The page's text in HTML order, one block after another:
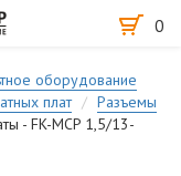
0
оборудование
плат
Разъемы
- FK-MCP 1,5/13-